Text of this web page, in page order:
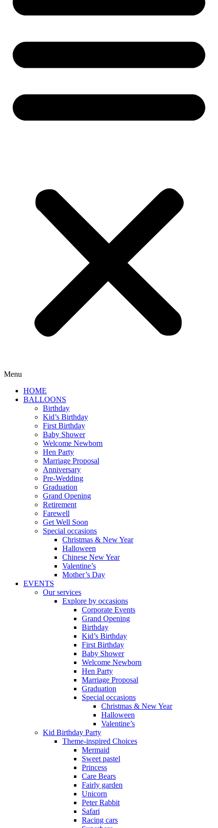
Menu
HOME
BALLOONS
Birthday
Kid’s Birthday
First Birthday
Baby Shower
Welcome Newborn
Hen Party
Marriage Proposal
Anniversary
Pre-Wedding
Graduation
Grand Opening
Retirement
Farewell
Get Well Soon
Special occasions
Christmas & New Year
Halloween
Chinese New Year
Valentine’s
Mother’s Day
EVENTS
Our services
Explore by occasions
Corporate Events
Grand Opening
Birthday
Kid’s Birthday
First Birthday
Baby Shower
Welcome Newborn
Hen Party
Marriage Proposal
Graduation
Special occasions
Christmas & New Year
Halloween
Valentine’s
Kid Birthday Party
Theme-inspired Choices
Mermaid
Sweet pastel
Princess
Care Bears
Fairly garden
Unicorn
Peter Rabbit
Safari
Racing cars